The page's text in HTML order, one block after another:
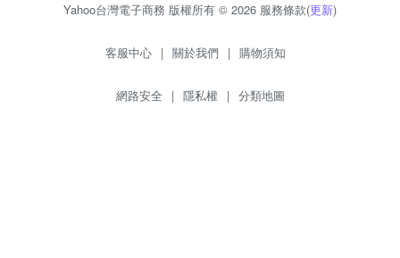
Yahoo台灣電子商務 版權所有 © 2026 服務條款(更新)
客服中心 | 關於我們 | 購物須知
網路安全 | 隱私權 | 分類地圖